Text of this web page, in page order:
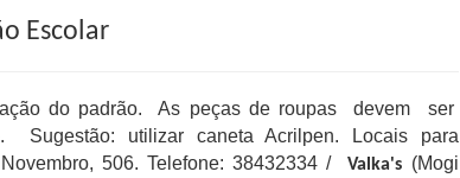
Escolar
do padrão. As peças de roupas devem ser
utilizar caneta Acrilpen. Locais para
506. Telefone: 38432334 /Valka's (Mogi